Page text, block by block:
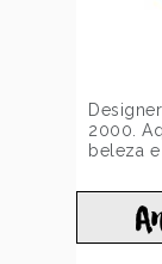
2000.
beleza